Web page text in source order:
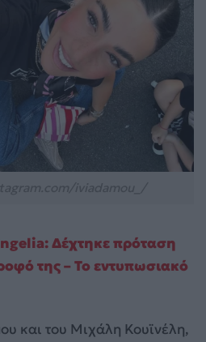
Δέχτηκε πρόταση
της – Το εντυπωσιακό
και του Μιχάλη Κουϊνέλη,